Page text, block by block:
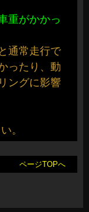
重がかかっ
通常走行で
ったり、動
ングに影響
。
ページTOPへ